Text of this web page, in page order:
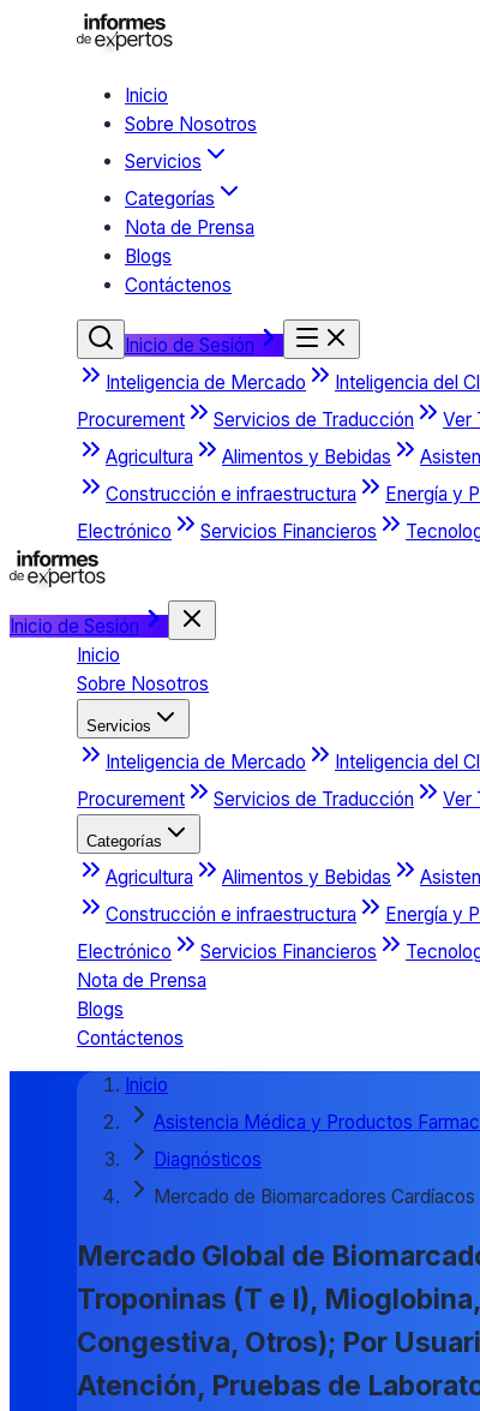
Inicio
Sobre Nosotros
Servicios
Categorías
Nota de Prensa
Blogs
Contáctenos
Inicio de Sesión
Inteligencia de Mercado
Inteligencia del
Procurement
Servicios de Traducción
Ver
Agricultura
Alimentos y Bebidas
Construcción e infraestructura
Energía y
Electrónico
Servicios Financieros
Inicio de Sesión
Inicio
Sobre Nosotros
Servicios
Inteligencia de Mercado Inteligencia del
Procurement
Servicios de Traducción Ver
Categorías
Agricultura Alimentos y Bebidas
Construcción e infraestructura
Energía y
Electrónico
Servicios Financieros
Nota de Prensa
Blogs
Contáctenos
Inicio
Asistencia Médica y Productos
Diagnósticos
Mercado de Biomarcadores Cardíacos
Mercado Global de
Troponinas (T e I),
Congestiva, Otros); Por
Atención, Pruebas de